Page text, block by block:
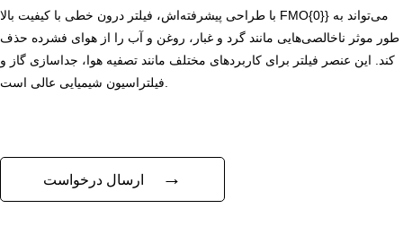
با طراحی پیشرفته‌اش، فیلتر درون خطی با کیفیت بالا FMO{0}} می‌تواند به
طور موثر ناخالصی‌هایی مانند گرد و غبار، روغن و آب را از هوای فشرده حذف
کند. این عنصر فیلتر برای کاربردهای مختلف مانند تصفیه هوا، جداسازی گاز و
ارسال درخواست →